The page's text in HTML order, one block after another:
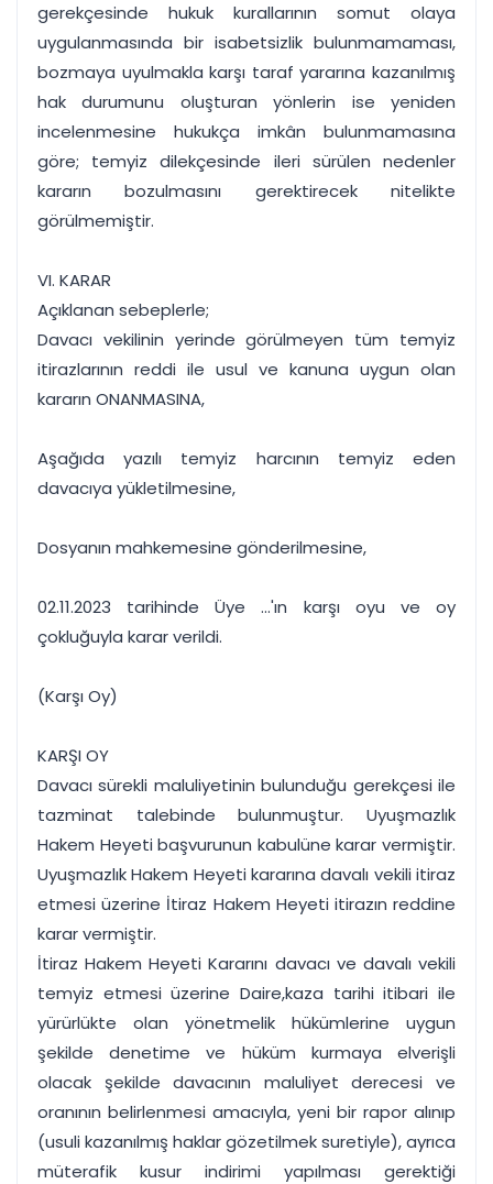
gerekçesinde hukuk kurallarının somut olaya
uygulanmasında bir isabetsizlik bulunmamaması,
bozmaya uyulmakla karşı taraf yararına kazanılmış
hak durumunu oluşturan yönlerin ise yeniden
incelenmesine hukukça imkân bulunmamasına
göre; temyiz dilekçesinde ileri sürülen nedenler
kararın bozulmasını gerektirecek nitelikte
görülmemiştir.
VI. KARAR
Açıklanan sebeplerle;
Davacı vekilinin yerinde görülmeyen tüm temyiz
itirazlarının reddi ile usul ve kanuna uygun olan
kararın ONANMASINA,
Aşağıda yazılı temyiz harcının temyiz eden
davacıya yükletilmesine,
Dosyanın mahkemesine gönderilmesine,
02.11.2023 tarihinde Üye ...'ın karşı oyu ve oy
çokluğuyla karar verildi.
(Karşı Oy)
KARŞI OY
Davacı sürekli maluliyetinin bulunduğu gerekçesi ile
tazminat talebinde bulunmuştur. Uyuşmazlık
Hakem Heyeti başvurunun kabulüne karar vermiştir.
Uyuşmazlık Hakem Heyeti kararına davalı vekili itiraz
etmesi üzerine İtiraz Hakem Heyeti itirazın reddine
karar vermiştir.
İtiraz Hakem Heyeti Kararını davacı ve davalı vekili
temyiz etmesi üzerine Daire,kaza tarihi itibari ile
yürürlükte olan yönetmelik hükümlerine uygun
şekilde denetime ve hüküm kurmaya elverişli
olacak şekilde davacının maluliyet derecesi ve
oranının belirlenmesi amacıyla, yeni bir rapor alınıp
(usuli kazanılmış haklar gözetilmek suretiyle), ayrıca
müterafik kusur indirimi yapılması gerektiği